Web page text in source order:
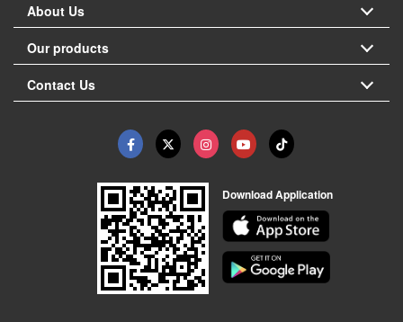
About Us
Our products
Contact Us
Download Application